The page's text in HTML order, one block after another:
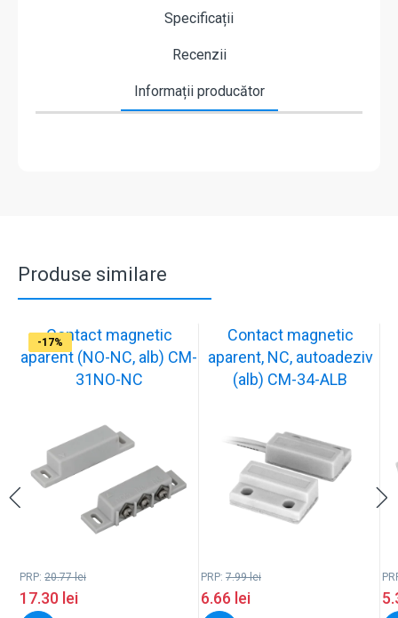
Specificații
Recenzii
Informații producător
Produse similare
-17%
Contact magnetic
aparent (NO-NC, alb) CM-
31NO-NC
PRP: 20.77lei
17.30 lei
-17%
Contact magnetic
aparent, NC, autoadeziv
(alb) CM-34-ALB
PRP: 7.99lei
6.66 lei
-17%
-17%
-17%
-17%
-17%
-17%